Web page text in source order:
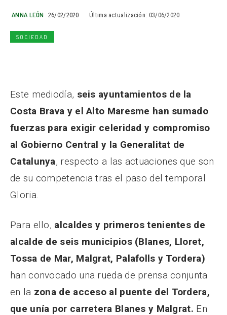
ANNA LEÓN 26/02/2020 Última actualización: 03/06/2020
SOCIEDAD
Este mediodía, seis ayuntamientos de la
Costa Brava y el Alto Maresme han sumado
fuerzas para exigir celeridad y compromiso
al Gobierno Central y la Generalitat de
Catalunya, respecto a las actuaciones que son
de su competencia tras el paso del temporal
Gloria.
Para ello, alcaldes y primeros tenientes de
alcalde de seis municipios (Blanes, Lloret,
Tossa de Mar, Malgrat, Palafolls y Tordera)
han convocado una rueda de prensa conjunta
en la zona de acceso al puente del Tordera,
que unía por carretera Blanes y Malgrat. En